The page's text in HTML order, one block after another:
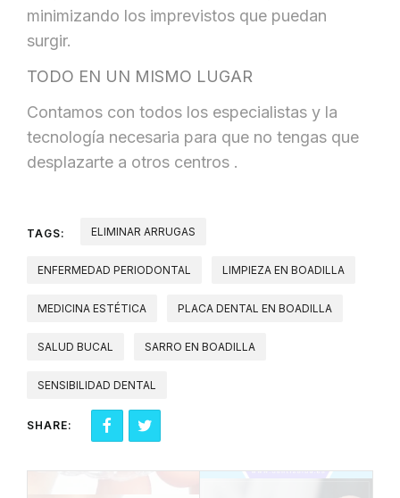
minimizando los imprevistos que puedan
surgir.
TODO EN UN MISMO LUGAR
Contamos con todos los especialistas y la
tecnología necesaria para que no tengas que
desplazarte a otros centros .
TAGS: ELIMINAR ARRUGAS
ENFERMEDAD PERIODONTAL LIMPIEZA EN BOADILLA
MEDICINA ESTÉTICA PLACA DENTAL EN BOADILLA
SALUD BUCAL SARRO EN BOADILLA
SENSIBILIDAD DENTAL
SHARE: